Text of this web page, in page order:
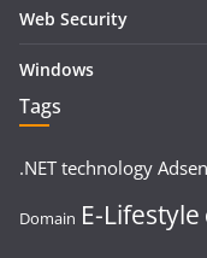
Web Security
Windows
Tags
.NET technology
Domain E-Lifestyle